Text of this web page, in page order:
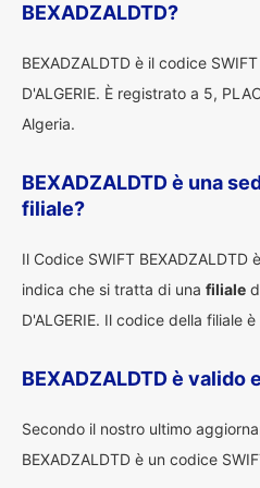
BEXADZALDTD?
BEXADZALDTD è il codice
D'ALGERIE. È registrato a 5,
Algeria.
BEXADZALDTD è una
filiale?
Il Codice SWIFT BEXADZALDTD
indica che si tratta di una filiale
D'ALGERIE. Il codice della filiale è
BEXADZALDTD è valido
Secondo il nostro ultimo
BEXADZALDTD è un codice